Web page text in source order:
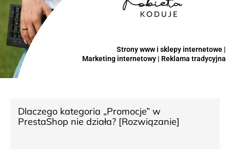
Strony www i sklepy internetowe |
Marketing internetowy | Reklama tradycyjna
Dlaczego kategoria „Promocje” w
PrestaShop nie działa? [Rozwiązanie]